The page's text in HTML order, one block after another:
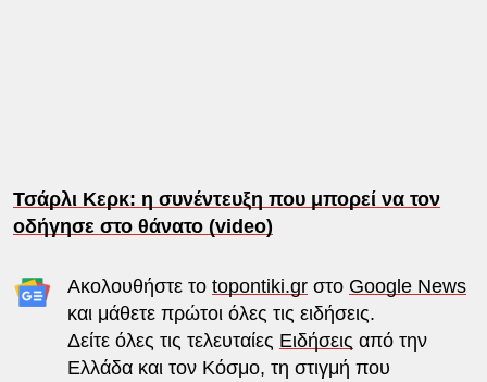
Τσάρλι Κερκ: η συνέντευξη που μπορεί να τον
οδήγησε στο θάνατο (video)
Ακολουθήστε το topontiki.grστο Google News
και μάθετε πρώτοι όλες τις ειδήσεις.
Δείτε όλες τις τελευταίες Ειδήσεις από την
Ελλάδα και τον Κόσμο, τη στιγμή που